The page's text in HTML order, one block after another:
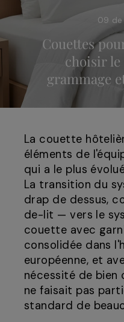
09
Couettes
choisir le
grammage
La couette
éléments de
qui a le plus
La transition du
drap de dessus,
de-lit — vers le
couette avec
consolidée dans
européenne, et
nécessité de bien
ne faisait pas
standard de